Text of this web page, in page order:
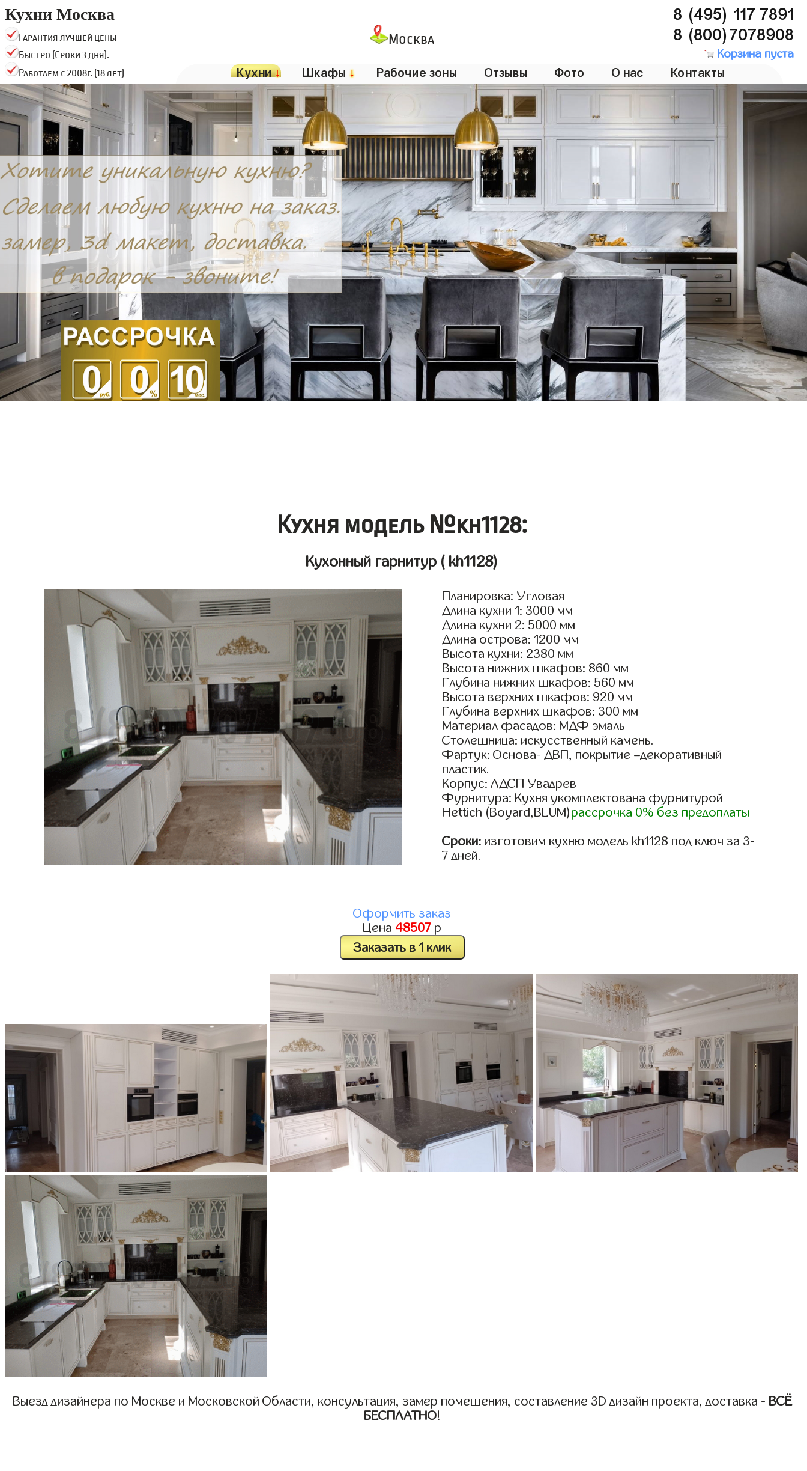
Кухни Москва
Гарантия лучшей цены
Быстро (Сроки 3 дня).
Работаем с 2008г. (18 лет)
Москва
8 (495) 117 7891
8 (800)7078908
Корзина пуста
Кухни↓ Шкафы ↓ Рабочие зоны Отзывы Фото О нас Контакты
Кухня модель №kh1128:
Кухонный гарнитур ( kh1128)
Планировка: Угловая
Длина кухни 1: 3000 мм
Длина кухни 2: 5000 мм
Длина острова: 1200 мм
Высота кухни: 2380 мм
Высота нижних шкафов: 860 мм
Глубина нижних шкафов: 560 мм
Высота верхних шкафов: 920 мм
Глубина верхних шкафов: 300 мм
Материал фасадов: МДФ эмаль
Столешница: искусственный камень.
Фартук: Основа- ДВП, покрытие –декоративный
пластик.
Корпус: ЛДСП Увадрев
Фурнитура: Кухня укомплектована фурнитурой
Hettich (Boyard,BLUM)рассрочка 0% без предоплаты
Сроки: изготовим кухню модель kh1128 под ключ за 3-
7 дней.
Оформить заказ
Цена 48507 р
Заказать в 1 клик
Выезд дизайнера по Москве и Московской Области, консультация, замер помещения, составление 3D дизайн проекта, доставка - ВСЁ
БЕСПЛАТНО!